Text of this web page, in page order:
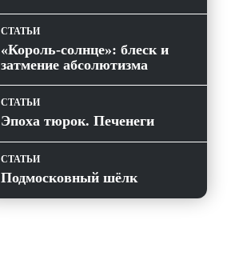
СТАТЬИ
«Король-солнце»: блеск и
затмение абсолютизма
СТАТЬИ
Эпоха тюрок. Печенеги
СТАТЬИ
Подмосковный шёлк